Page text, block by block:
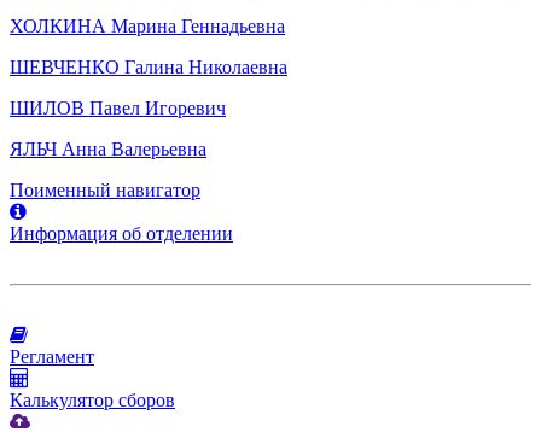
ХОЛКИНА Марина Геннадьевна
ШЕВЧЕНКО Галина Николаевна
ШИЛОВ Павел Игоревич
ЯЛЬЧ Анна Валерьевна
Поименный навигатор
Информация об отделении
Регламент
Калькулятор сборов